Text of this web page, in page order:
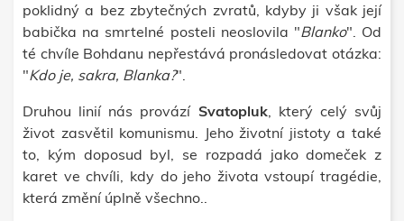
poklidný a bez zbytečných zvratů, kdyby ji však její
babička na smrtelné posteli neoslovila "Blanko". Od
té chvíle Bohdanu nepřestává pronásledovat otázka:
"Kdo je, sakra, Blanka?".
Druhou linií nás provází Svatopluk, který celý svůj
život zasvětil komunismu. Jeho životní jistoty a také
to, kým doposud byl, se rozpadá jako domeček z
karet ve chvíli, kdy do jeho života vstoupí tragédie,
která změní úplně všechno..